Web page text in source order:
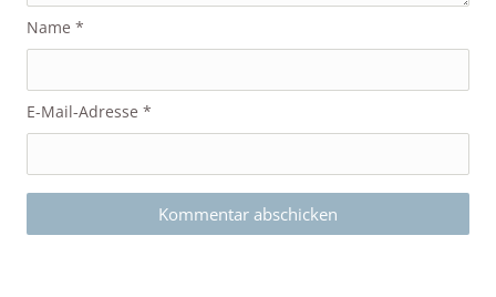
Name*
E-Mail-Adresse*